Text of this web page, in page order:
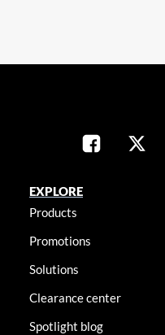
EXPLORE
Products
Promotions
Solutions
Clearance center
Spotlight blog